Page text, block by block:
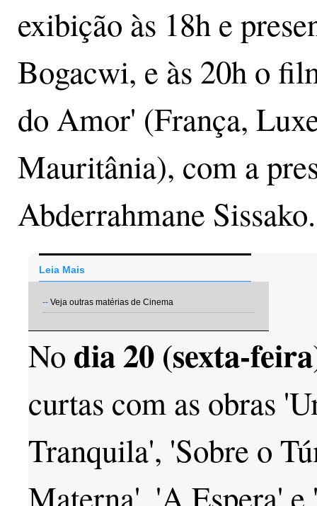
exibição às 18h e
Bogacwi, e às 20h o
do Amor' (França,
Mauritânia), com a
Abderrahmane Sissako.
Leia Mais
-- Veja outras matérias de Cinema
No dia 20 (sexta-feira
curtas com as obras
Tranquila', 'Sobre o
Materna', 'A Espera'